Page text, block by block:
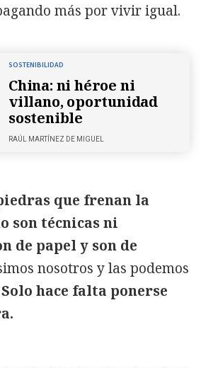
más por vivir igual.
SOSTENIBILIDAD
China: ni héroe ni
villano, oportunidad
sostenible
RAÚL MARTÍNEZ DE MIGUEL
que frenan la
son técnicas ni
de papel y son de
nosotros y las podemos
Solo hace falta ponerse